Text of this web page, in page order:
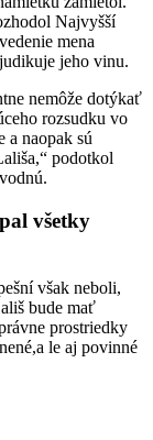
Najvyšší
mena
jeho vinu.
nemôže dotýkať
rozsudku vo
a naopak sú
podotkol
všetky
však neboli,
bude mať
prostriedky
le aj povinné